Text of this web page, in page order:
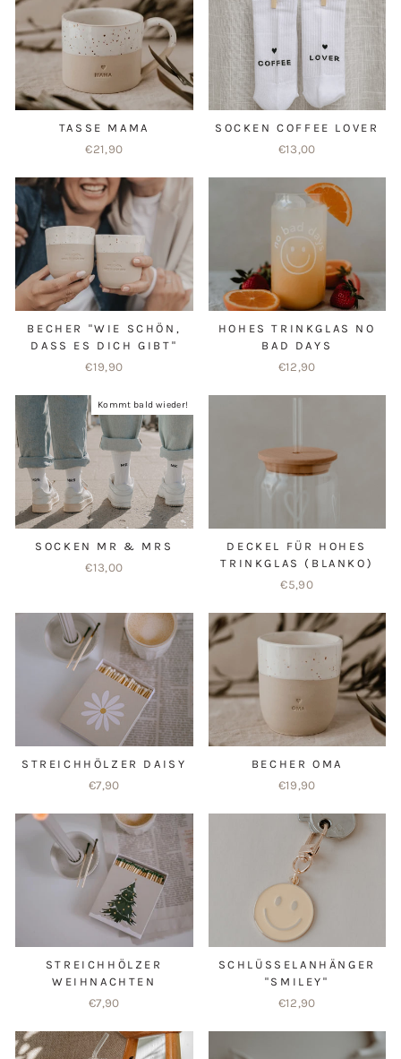
TASSE MAMA
€21,90
SOCKEN COFFEE LOVER
€13,00
BECHER "WIE SCHÖN,
DASS ES DICH GIBT"
€19,90
HOHES TRINKGLAS NO
BAD DAYS
€12,90
Kommt bald wieder!
SOCKEN MR & MRS
€13,00
DECKEL FÜR HOHES
TRINKGLAS (BLANKO)
€5,90
STREICHHÖLZER DAISY
€7,90
BECHER OMA
€19,90
STREICHHÖLZER
WEIHNACHTEN
€7,90
SCHLÜSSELANHÄNGER
"SMILEY"
€12,90